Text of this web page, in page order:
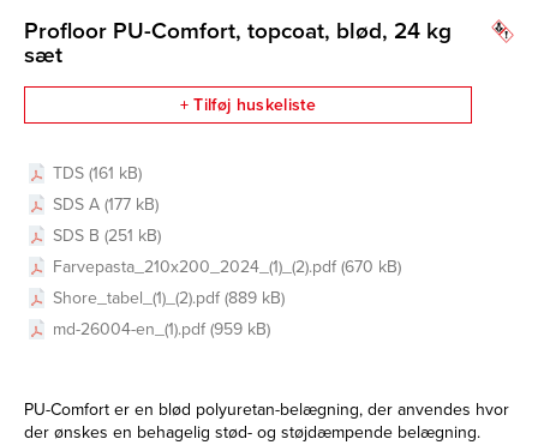
Profloor PU-Comfort, topcoat, blød, 24 kg
sæt
+ Tilføj huskeliste
TDS (161 kB)
SDS A (177 kB)
SDS B (251 kB)
Farvepasta_210x200_2024_(1)_(2).pdf (670 kB)
Shore_tabel_(1)_(2).pdf (889 kB)
md-26004-en_(1).pdf (959 kB)
PU-Comfort er en blød polyuretan-belægning, der anvendes hvor
der ønskes en behagelig stød- og støjdæmpende belægning.